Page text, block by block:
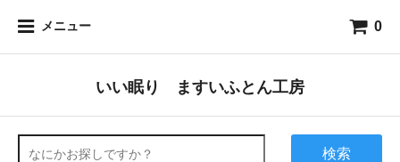
メニュー 0
いい眠り ますいふとん工房
検索